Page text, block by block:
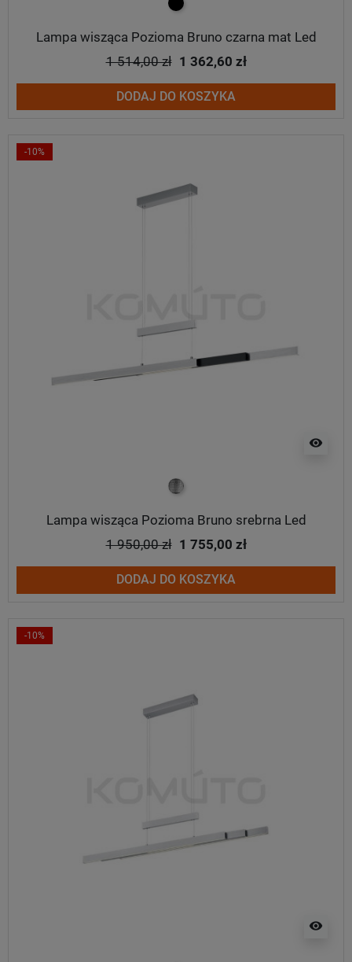
czarny
Lampa wisząca Pozioma Bruno czarna mat Led
1 514,00 zł 1 362,60 zł
DODAJ DO KOSZYKA
-10%
visibility
srebrny
Lampa wisząca Pozioma Bruno srebrna Led
1 950,00 zł 1 755,00 zł
DODAJ DO KOSZYKA
-10%
visibility